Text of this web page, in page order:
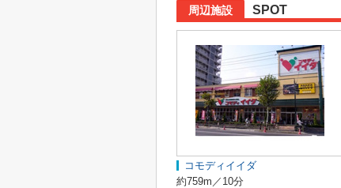
周辺施設 SPOT
コモディイイダ
約759m／10分